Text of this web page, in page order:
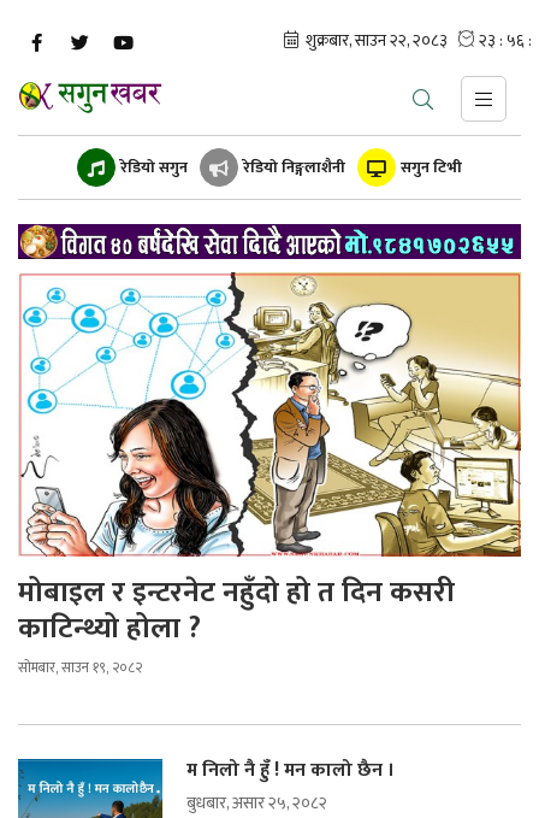
रेडियो सगुन रेडियो निङ्गलाशैनी सगुन टिभी
मोबाइल र इन्टरनेट नहुँदो हो त दिन कसरी
काटिन्थ्यो होला ?
सोमबार, साउन १९, २०८२
म निलो नै हुँ ! मन कालो छैन ।
बुधबार, असार २५, २०८२